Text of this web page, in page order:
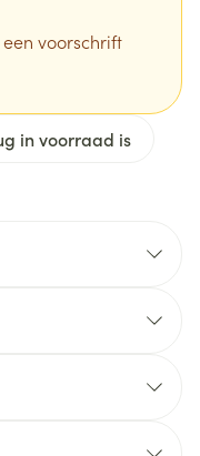
voorschrift
in voorraad is